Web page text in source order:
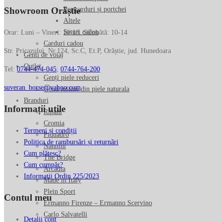
Portcarduri și portchei
Altele
Seturi cadou
Carduri cadou
Genti de voiaj
Outlet
Genți piele reduceri
Genti ieftine din piele naturala
Branduri
Ripani
Cromia
Piquadro
Nannini
The Bridge
Arcadia
Made in Italy
Plein Sport
Ermanno Firenze – Ermanno Scervino
Carlo Salvatelli
Showroom Orăștie
Orar: Luni – Vineri: 10-18, Sâmbătă: 10-14
Str. Pricazului, Nr.124, Sc.C, Et.P, Orăștie, jud. Hunedoara
Tel:0744-474-045; 0744-764-200
suveran_borse@yahoo.com
Informații utile
Termeni și condiții
Politica de rambursări și returnări
Cum plătesc?
Cum cumpăr?
Informatii Ordin 225/2023
Contul meu
Detalii cont